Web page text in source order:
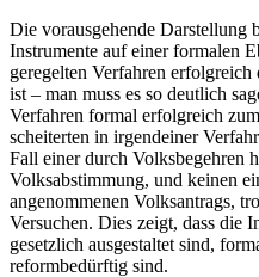
Die vorausgehende Darstellung
Instrumente auf einer formalen
geregelten Verfahren
ist – man muss es so deutlich
Verfahren formal erfolgreich
scheiterten in irgendeiner
Fall einer durch Volksbegehren
Volksabstimmung, und keinen
angenommenen Volksantrags,
Versuchen. Dies zeigt, dass die
gesetzlich ausgestaltet sind,
reformbedürftig sind.